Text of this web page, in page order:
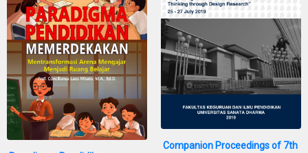
Companion Proceedings of 7th